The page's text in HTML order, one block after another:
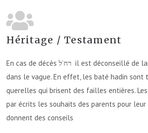
Héritage / Testament
En cas de décès רח’ל il est déconseillé de laisser les choses
dans le vague. En effet, les baté hadin sont
querelles qui brisent des failles entières.
par écrits les souhaits des parents pour
donnent des conseils